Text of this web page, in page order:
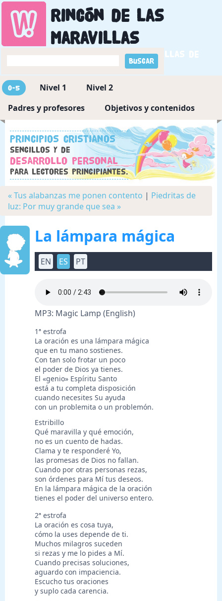
Rincón de las
maravillas
Descubriendo las maravillas de
0-5 Nivel 1
Nivel 2
Padres y profesores
Objetivos y contenidos
Principios cristianos
sencillos y de
desarrollo personal
para lectores principiantes.
« Tus alabanzas me ponen contento | Piedritas de
luz: Por muy grande que sea »
La lámpara mágica
EN ES PT
MP3: Magic Lamp (English)
1ª estrofa
La oración es una lámpara mágica
que en tu mano sostienes.
Con tan solo frotar un poco
el poder de Dios ya tienes.
El «genio» Espíritu Santo
está a tu completa disposición
cuando necesites Su ayuda
con un problemita o un problemón.
Estribillo
Qué maravilla y qué emoción,
no es un cuento de hadas.
Clama y te responderé Yo,
las promesas de Dios no fallan.
Cuando por otras personas rezas,
son órdenes para Mí tus deseos.
En la lámpara mágica de la oración
tienes el poder del universo entero.
2ª estrofa
La oración es cosa tuya,
cómo la uses depende de ti.
Muchos milagros suceden
si rezas y me lo pides a Mí.
Cuando precisas soluciones,
aguardo con impaciencia.
Escucho tus oraciones
y suplo cada carencia.